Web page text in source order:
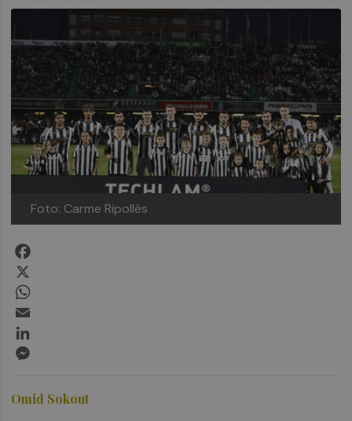
Foto: Carme Ripollès
Omid Sokout